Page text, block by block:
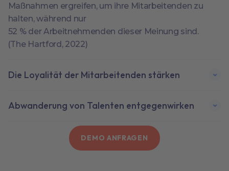
Maßnahmen ergreifen, um ihre Mitarbeitenden zu
halten, während nur
52 % der Arbeitnehmenden dieser Meinung sind.
(The Hartford, 2022)
Die Loyalität der Mitarbeitenden stärken
Abwanderung von Talenten entgegenwirken
DEMO ANFRAGEN